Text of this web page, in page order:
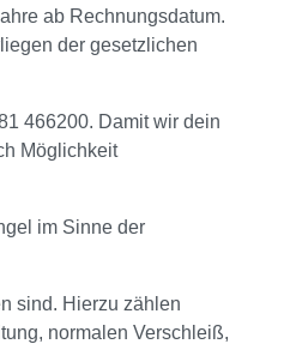
ab Rechnungsdatum.
der gesetzlichen
466200. Damit wir dein
Möglichkeit
im Sinne der
sind. Hierzu zählen
normalen Verschleiß,